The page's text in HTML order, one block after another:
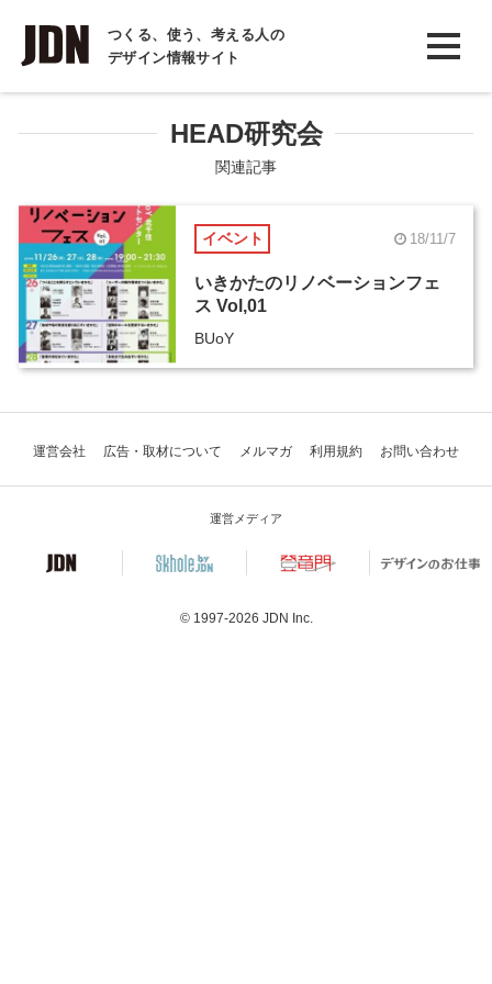
つくる、使う、考える人の
デザイン情報サイト
INTERVIEW
インタビュー
COLUMN
コラム
HEAD研究会
関連記事
イベント 18/11/7
いきかたのリノベーションフェ
ス Vol,01
BUoY
運営会社 広告・取材について メルマガ 利用規約 お問い合わせ
運営メディア
© 1997-2026 JDN Inc.